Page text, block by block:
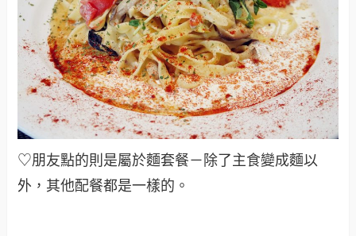
♡朋友點的則是屬於麵套餐－除了主食變成麵以
外，其他配餐都是一樣的 。